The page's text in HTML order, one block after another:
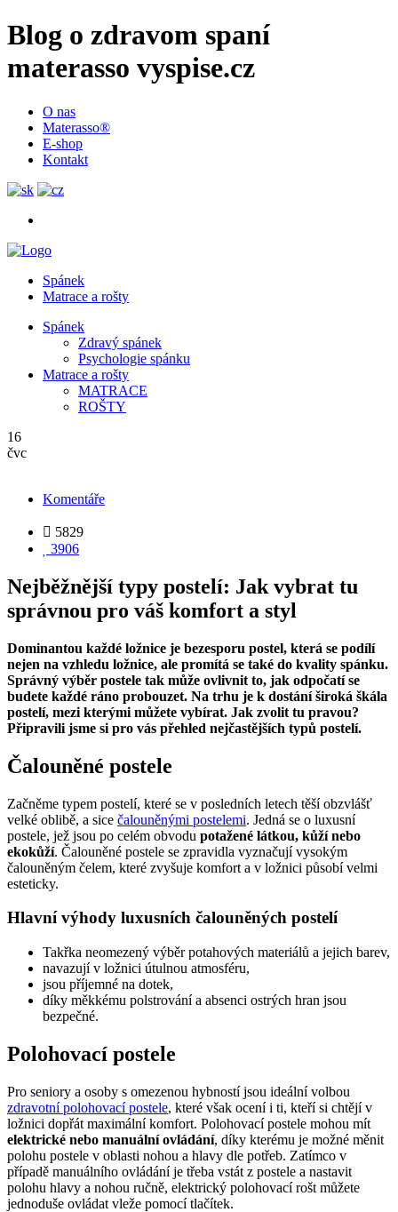
Blog o zdravom spaní
materasso vyspise.cz
O nas
Materasso®
E-shop
Kontakt
Spánek
Matrace a rošty
Spánek
Zdravý spánek
Psychologie spánku
Matrace a rošty
MATRACE
ROŠTY
16
čvc
Komentáře
 5829
3906
Nejběžnější typy postelí: Jak vybrat tu
správnou pro váš komfort a styl
Dominantou každé ložnice je bezesporu postel, která se podílí
nejen na vzhledu ložnice, ale promítá se také do kvality spánku.
Správný výběr postele tak může ovlivnit to, jak odpočatí se
budete každé ráno probouzet. Na trhu je k dostání široká škála
postelí, mezi kterými můžete vybírat. Jak zvolit tu pravou?
Připravili jsme si pro vás přehled nejčastějších typů postelí.
Čalouněné postele
Začněme typem postelí, které se v posledních letech těší obzvlášť
velké oblibě, a sice čalouněnými postelemi. Jedná se o luxusní
postele, jež jsou po celém obvodu potažené látkou, kůží nebo
ekokůží. Čalouněné postele se zpravidla vyznačují vysokým
čalouněným čelem, které zvyšuje komfort a v ložnici působí velmi
esteticky.
Hlavní výhody luxusních čalouněných postelí
Takřka neomezený výběr potahových materiálů a jejich barev,
navazují v ložnici útulnou atmosféru,
jsou příjemné na dotek,
díky měkkému polstrování a absenci ostrých hran jsou
bezpečné.
Polohovací postele
Pro seniory a osoby s omezenou hybností jsou ideální volbou
zdravotní polohovací postele, které však ocení i ti, kteří si chtějí v
ložnici dopřát maximální komfort. Polohovací postele mohou mít
elektrické nebo manuální ovládání, díky kterému je možné měnit
polohu postele v oblasti nohou a hlavy dle potřeb. Zatímco v
případě manuálního ovládání je třeba vstát z postele a nastavit
polohu hlavy a nohou ručně, elektrický polohovací rošt můžete
jednoduše ovládat vleže pomocí tlačítek.